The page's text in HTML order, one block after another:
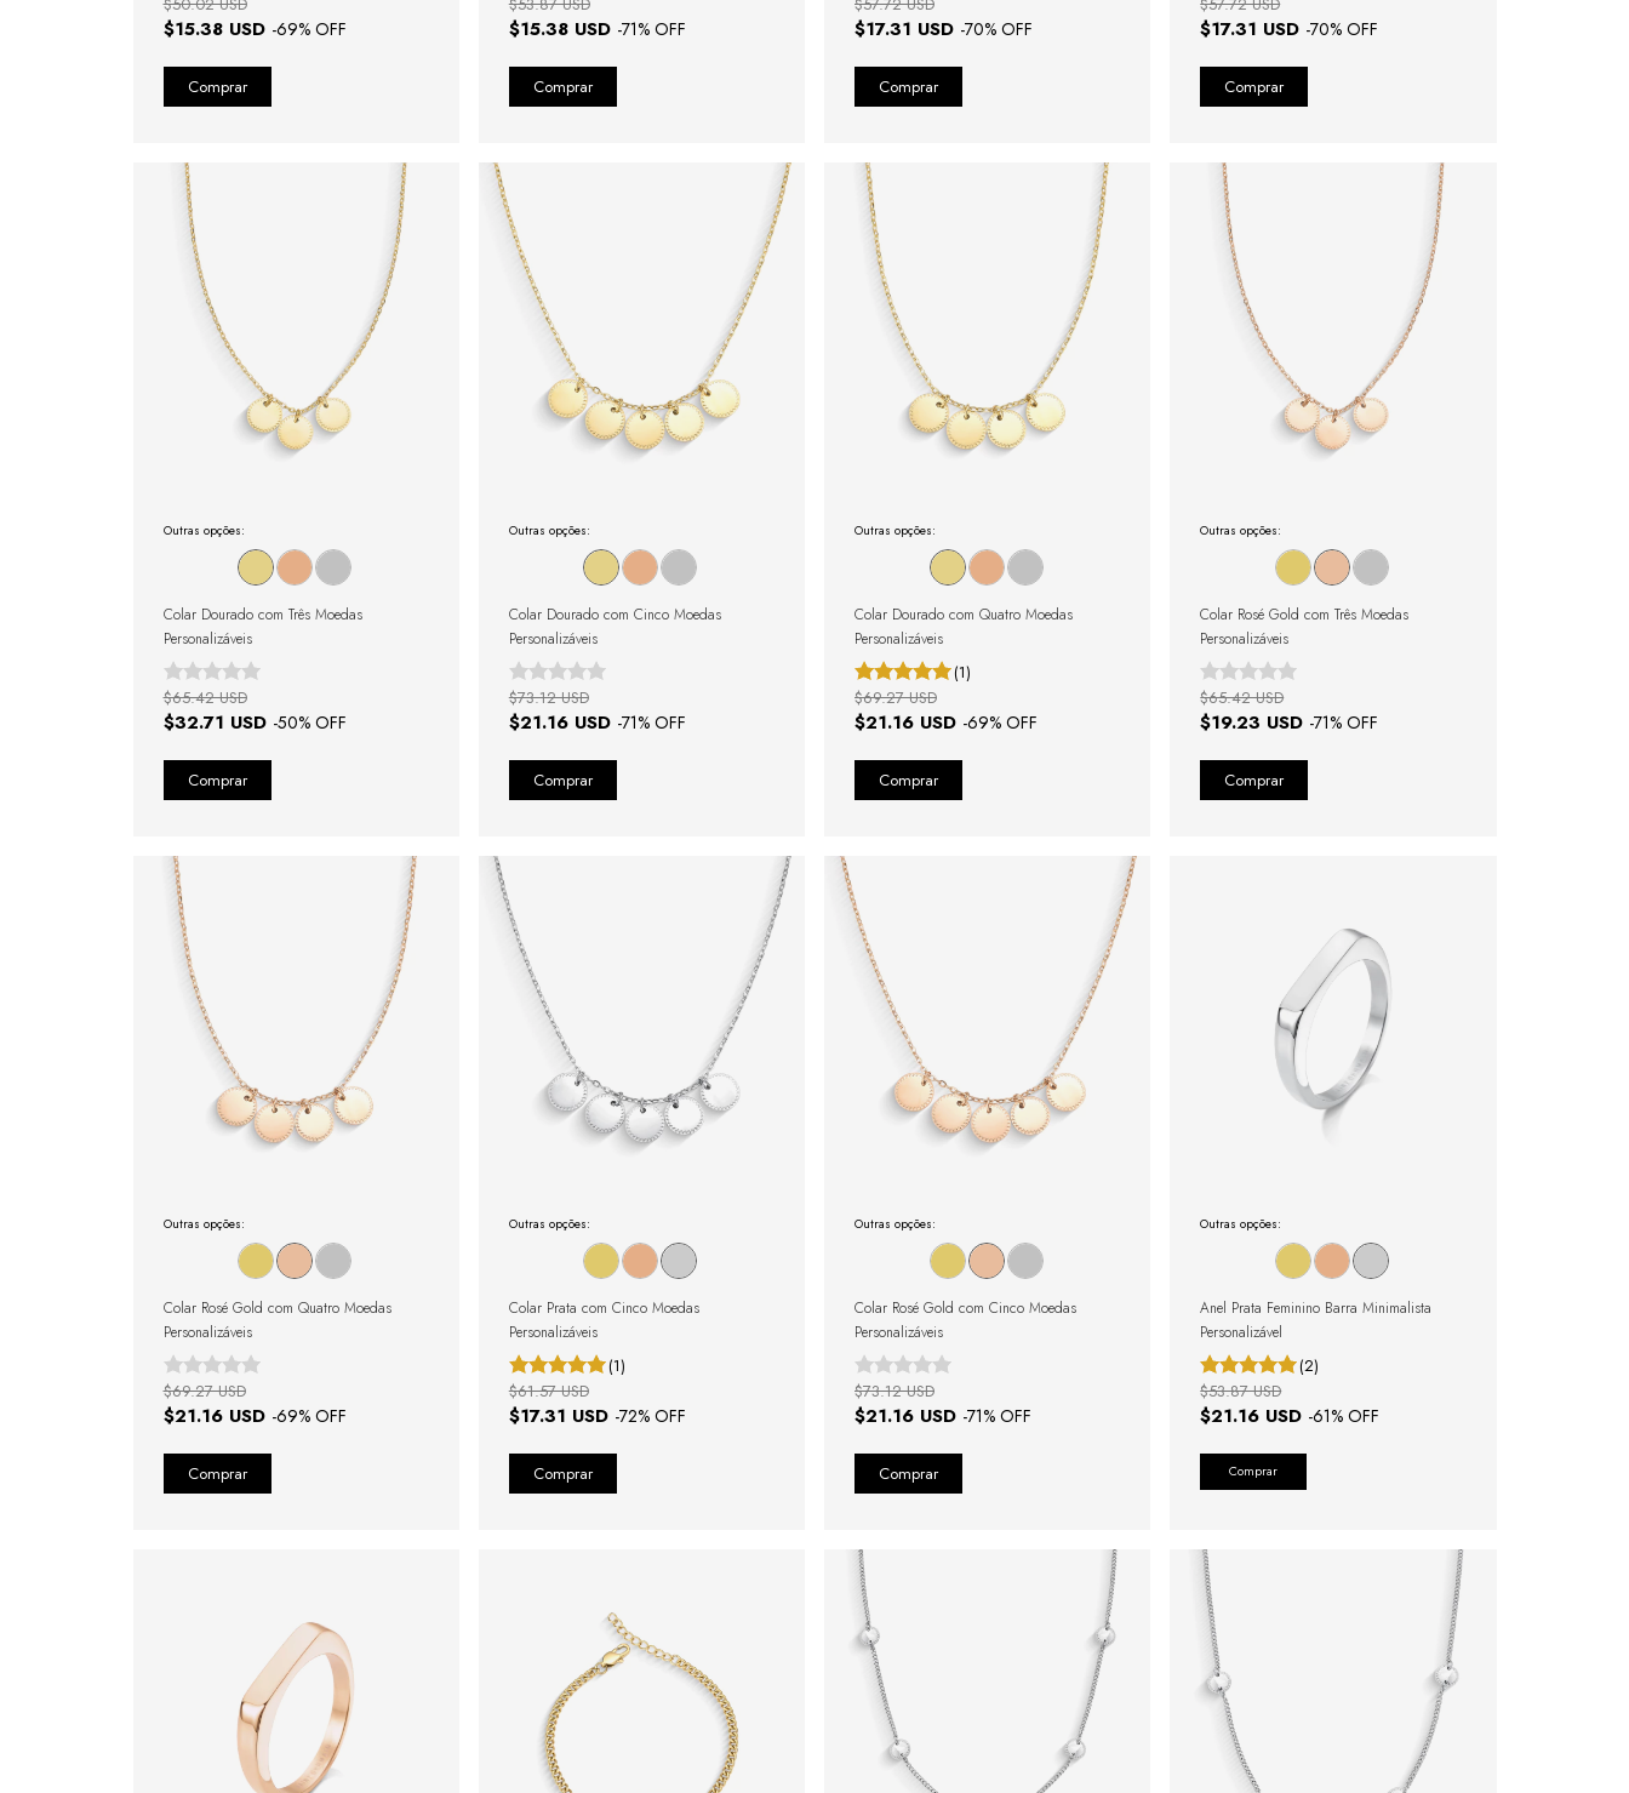
$15.38 USD -69% OFF $15.38 USD -71% OFF $17.31 USD -70% OFF $17.31 USD -70% OFF
Outras opções:
Colar Dourado com Três Moedas
Personalizáveis
$32.71 USD -50% OFF
$65.42 USD
Outras opções:
Colar Dourado com Cinco Moedas
Personalizáveis
$21.16 USD -71% OFF
$73.12 USD
Outras opções:
Colar Dourado com Quatro Moedas
Personalizáveis
(1)
$21.16 USD -69% OFF
$69.27 USD
Outras opções:
Colar Rosé Gold com Três Moedas
Personalizáveis
$19.23 USD -71% OFF
$65.42 USD
Outras opções:
Colar Rosé Gold com Quatro Moedas
Personalizáveis
$21.16 USD -69% OFF
$69.27 USD
Outras opções:
Colar Prata com Cinco Moedas
Personalizáveis
(1)
$17.31 USD -72% OFF
$61.57 USD
Outras opções:
Colar Rosé Gold com Cinco Moedas
Personalizáveis
$21.16 USD -71% OFF
$73.12 USD
Outras opções:
Anel Prata Feminino Barra Minimalista
Personalizável
(2)
$21.16 USD -61% OFF
$53.87 USD
Comprar